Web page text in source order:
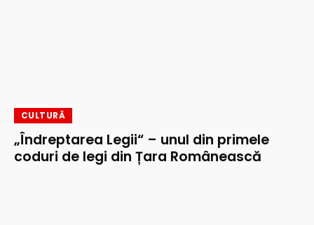
CULTURĂ
„Îndreptarea Legii“ – unul din primele
coduri de legi din Țara Românească